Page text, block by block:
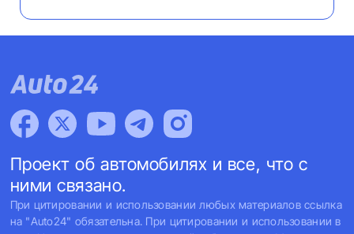
Проект об автомобилях и все, что с
ними связано.
При цитировании и использовании любых материалов ссылка
на "Auto24" обязательна. При цитировании и использовании в